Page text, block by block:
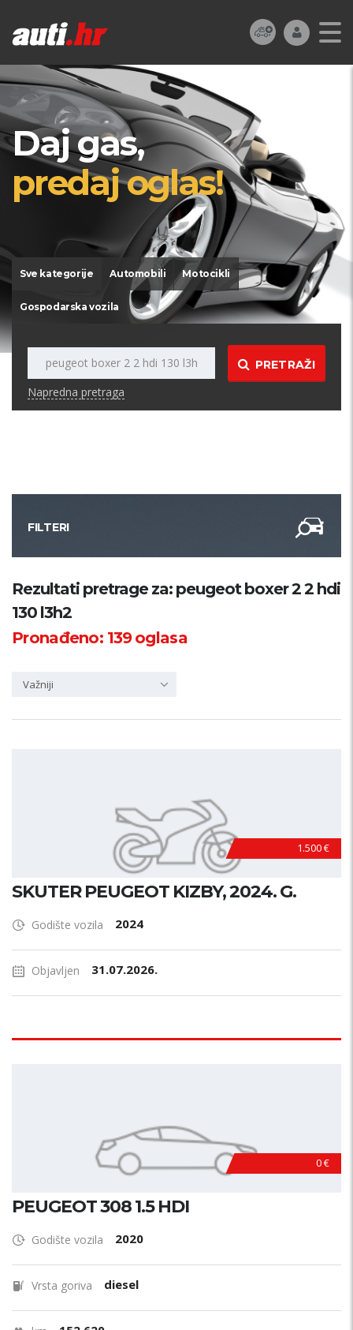
Daj gas,
predaj oglas!
Sve kategorije Automobili Motocikli
Gospodarska vozila
PRETRAŽI
Napredna pretraga
FILTERI
Kategorija
Županija
Rezultati pretrage za: peugeot boxer 2 2 hdi
130 l3h2
Pronađeno: 139oglasa
Važniji
1.500 €
SKUTER PEUGEOT KIZBY, 2024. G.
Godište vozila 2024
Objavljen 31.07.2026.
0 €
PEUGEOT 308 1.5 HDI
Godište vozila 2020
Vrsta goriva diesel